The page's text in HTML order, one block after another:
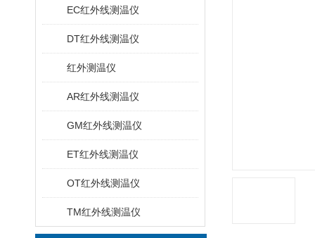
EC红外线测温仪
DT红外线测温仪
红外测温仪
AR红外线测温仪
GM红外线测温仪
ET红外线测温仪
OT红外线测温仪
TM红外线测温仪